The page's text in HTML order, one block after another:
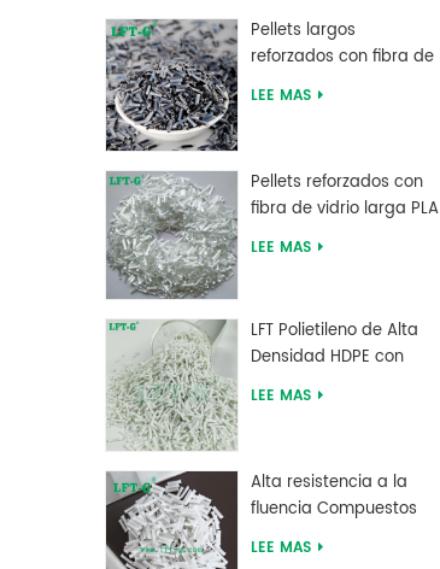
Pellets largos
reforzados con fibra de
carbono de resina PEEK
LEE MAS
Pellets reforzados con
fibra de vidrio larga PLA
de ácido poliláctico de
LEE MAS
LFT Polietileno de Alta
Densidad HDPE con
Fibra de Vidrio Larga
LEE MAS
Alta resistencia a la
fluencia Compuestos
largos de fibra de vidrio
LEE MAS